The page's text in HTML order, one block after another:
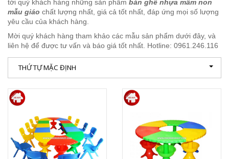
NHÀ BÓNG NGOÀI TRỜI
BỘ LEO NÚI CHO BÉ
GÓC THIÊN NHIÊN, VƯỜN CỔ TÍCH
BẬP BÊNH CHO BÉ
XE CHÒI CHÂN, ĐẠP CHÂN
HẦM CHUI, CUNG CHUI, CỘT BÓNG RỔ
BỘ VẬN ĐỘNG ĐA NĂNG, BỘ THỂ CHẤT
BÓNG NHỰA CHO BÉ
TỦ, GIÁ, KỆ MẦM NON BẰNG GỖ MDF
TỦ SẮT – TỦ TÀI LIỆU BẰNG SẮT
GÓC LÀM QUEN VỚI CHỮ CÁI
GÓC LÀM QUEN VỚI MÔI TRƯỜNG
GÓC LÀM QUEN VỚI TOÁN
GÓC NGHỆ THUẬT TẠO HÌNH
GÓC PHÂN VAI CHỦ ĐỀ GIA ĐÌNH
GÓC PHÂN VAI CHỦ ĐỀ XÃ HỘI
VIDEO SẢN XUẤT
TUYỂN DỤNG
tới quý khách hàng những sản phẩm bàn ghế nhựa mầm non
mẫu giáo chất lượng nhất, giá cả tốt nhất, đáp ứng mọi số lượng
yêu cầu của khách hàng.
Mời quý khách hàng tham khảo các mẫu sản phẩm dưới đây, và
liên hệ để được tư vấn và báo giá tốt nhất. Hotline: 0961.246.116
THỨ TỰ MẶC ĐỊNH